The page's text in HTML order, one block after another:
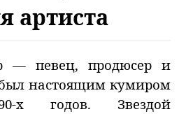
артиста
— певец, продюсер и
настоящим кумиром
х годов. Звездой